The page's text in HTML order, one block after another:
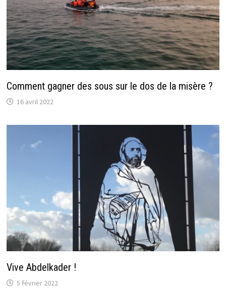
Comment gagner des sous sur le dos de la misère ?
16 avril 2022
Vive Abdelkader !
5 février 2022